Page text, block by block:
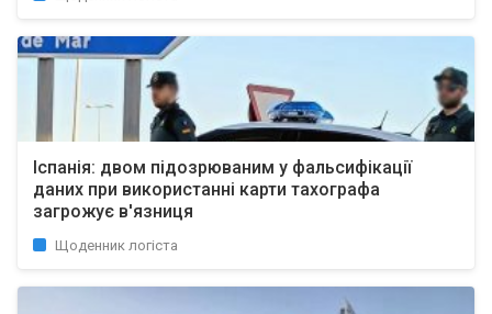
Іспанія: двом підозрюваним у фальсифікації
даних при використанні карти тахографа
загрожує в'язниця
Щоденник логіста